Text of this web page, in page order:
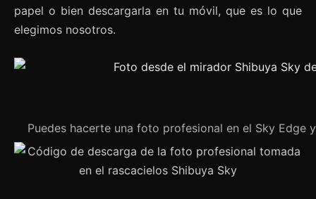
papel o bien descargarla en tu móvil, que es lo que
elegimos nosotros.
Puedes hacerte una foto profesional en el Sky Edge